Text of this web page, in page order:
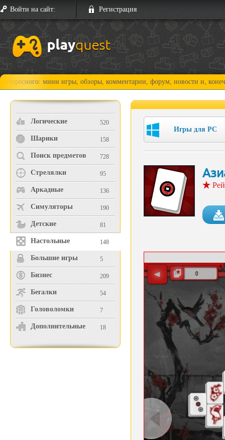
Войти на сайт: Регистрация
мини игры, обзоры, комментарии, форум, новости и, конечно,
Логические 520
Шарики 158
Поиск предметов 728
Стрелялки 95
Аркадные 136
Симуляторы 190
Детские 81
Настольные 148
Большие игры 5
Бизнес 209
Бегалки 54
Головоломки 7
Дополнительные 18
Игры для PC